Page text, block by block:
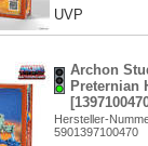
UVP
Archon
Preternian
Hersteller-
5901397100470